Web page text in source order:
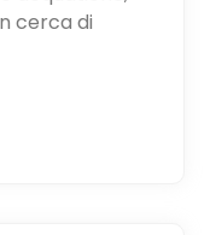
cerca di